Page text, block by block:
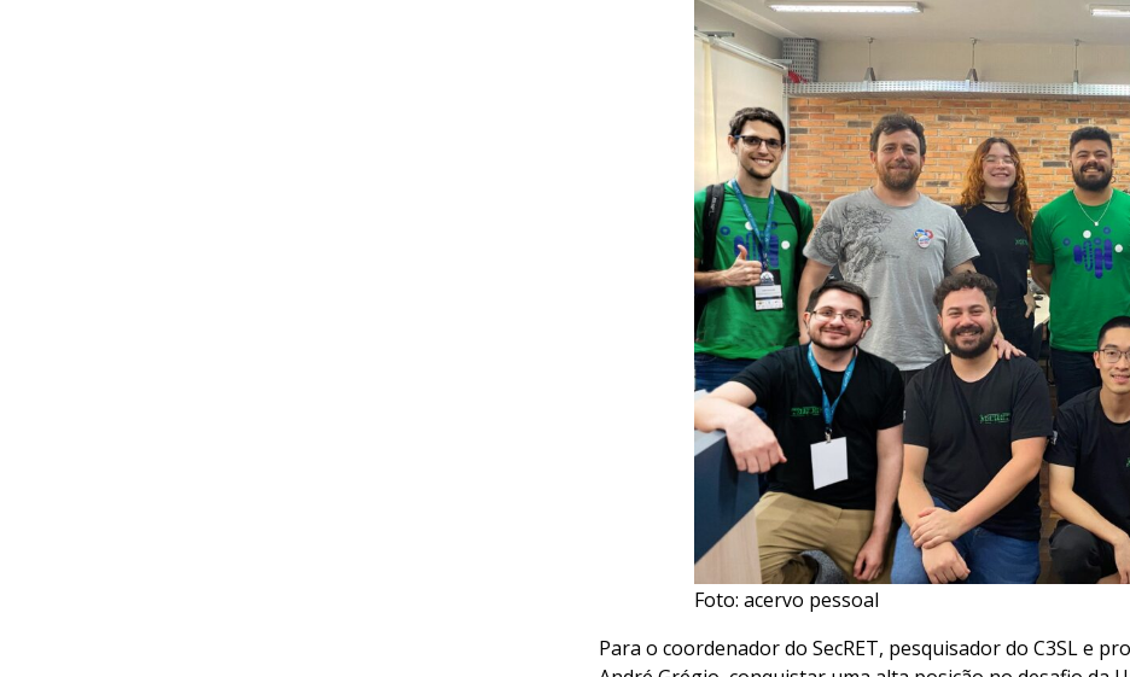
Foto: acervo pessoal
Para o coordenador do SecRET, pesquisador do C3SL e